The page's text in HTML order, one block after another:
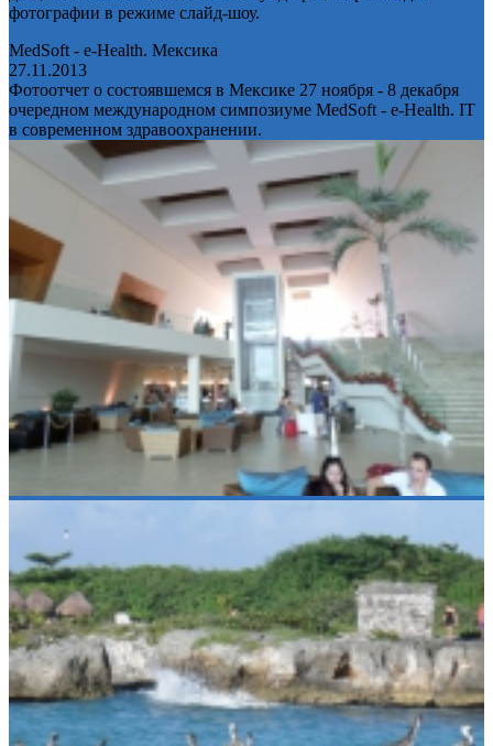
фотографии в режиме слайд-шоу.
MedSoft - e-Health. Мексика
27.11.2013
Фотоотчет о состоявшемся в Мексике 27 ноября - 8 декабря
очередном международном симпозиуме MedSoft - e-Health. IT
в современном здравоохранении.